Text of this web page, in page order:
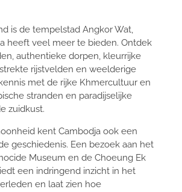
is de tempelstad Angkor Wat,
heeft veel meer te bieden. Ontdek
authentieke dorpen, kleurrijke
rijstvelden en weelderige
met de rijke Khmercultuur en
stranden en paradijselijke
zuidkust.
kent Cambodja ook een
geschiedenis. Een bezoek aan het
Museum en de Choeung Ek
een indringend inzicht in het
en laat zien hoe